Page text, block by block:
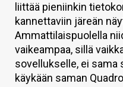
KAUPPA
VAIHDA TEEMA
liittää pieniinkin
kannettaviin järeän
Ammattilaispuolella
vaikeampaa, sillä
sovellukselle, ei
käykään saman